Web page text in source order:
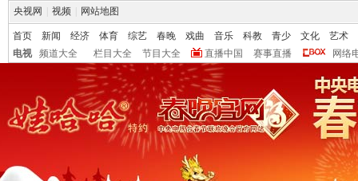
央视网 视频 网站地图
首页 新闻 经济 体育 综艺 春晚 戏曲 音乐 科教 青少 文化
艺术
电视
频道大全 栏目大全 节目大全 直播中国 赛事直播 网络